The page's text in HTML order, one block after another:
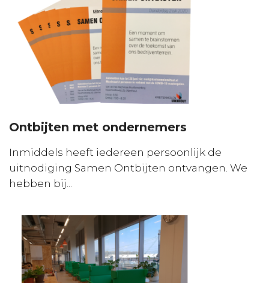
Ontbijten met ondernemers
Inmiddels heeft iedereen persoonlijk de
uitnodiging Samen Ontbijten ontvangen. We
hebben bij...